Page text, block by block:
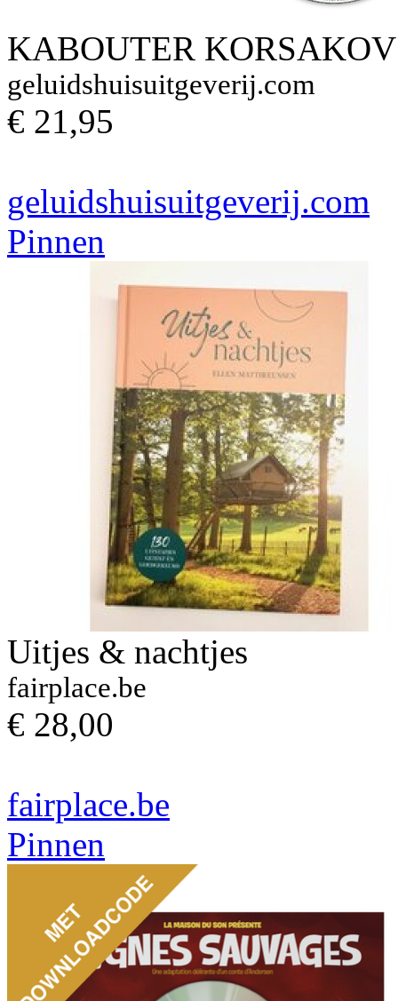
KABOUTER
geluidshuisuitgeverij.com
€ 21,95
geluidshuisuitgeverij.com
Pinnen
Uitjes & nachtjes
fairplace.be
€ 28,00
fairplace.be
Pinnen